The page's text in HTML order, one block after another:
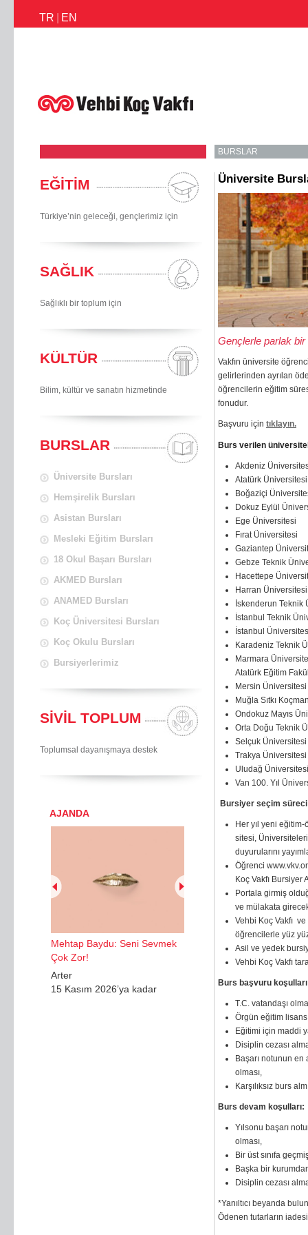
TR EN
EĞİTİM
Türkiye’nin geleceği, gençlerimiz için
SAĞLIK
Sağlıklı bir toplum için
KÜLTÜR
Bilim, kültür ve sanatın hizmetinde
BURSLAR
Üniversite Bursları
Hemşirelik Bursları
Asistan Bursları
Mesleki Eğitim Bursları
18 Okul Başarı Bursları
AKMED Bursları
ANAMED Bursları
Koç Üniversitesi Bursları
Koç Okulu Bursları
Bursiyerlerimiz
SİVİL TOPLUM
Toplumsal dayanışmaya destek
AJANDA
Mehtap Baydu: Seni Sevmek
Çok Zor!
Arter
15 Kasım 2026’ya kadar
BURSLAR
Üniversite
Gençlerle parlak bir
Vakfın üniversite
gelirlerinden ayrılan
öğrencilerin eğitim
fonudur.
Başvuru için tıklayın.
Burs verilen
Akdeniz
Atatürk Üniversitesi
Boğaziçi
Dokuz Eylül
Ege Üniversitesi
Fırat Üniversitesi
Gaziantep
Gebze Teknik
Hacettepe
Harran Üniversitesi
İskenderun Teknik
İstanbul Teknik
İstanbul
Karadeniz Teknik
Marmara
Atatürk Eğitim
Mersin Üniversitesi
Muğla Sıtkı
Ondokuz Mayıs
Orta Doğu Teknik
Selçuk Üniversitesi
Trakya Üniversitesi
Uludağ Üniversitesi
Van 100. Yıl
Bursiyer seçim
Her yıl yeni
sitesi,
duyurularını
Öğrenci
Koç Vakfı Bursiyer
Portala girmiş
ve mülakata
Vehbi Koç Vakfı
öğrencilerle yüz
Asil ve yedek
Vehbi Koç Vakfı
Burs başvuru
T.C. vatandaşı
Örgün eğitim
Eğitimi için maddi
Disiplin cezası
Başarı notunun
olması,
Karşılıksız burs
Burs devam koşulları:
Yılsonu başarı
olması,
Bir üst sınıfa
Başka bir
Disiplin cezası
*Yanıltıcı beyanda
Ödenen tutarların